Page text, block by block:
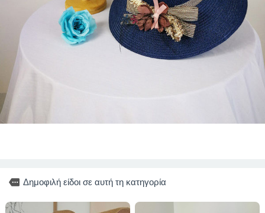
more Δημοφιλή είδοι σε αυτή τη κατηγορία